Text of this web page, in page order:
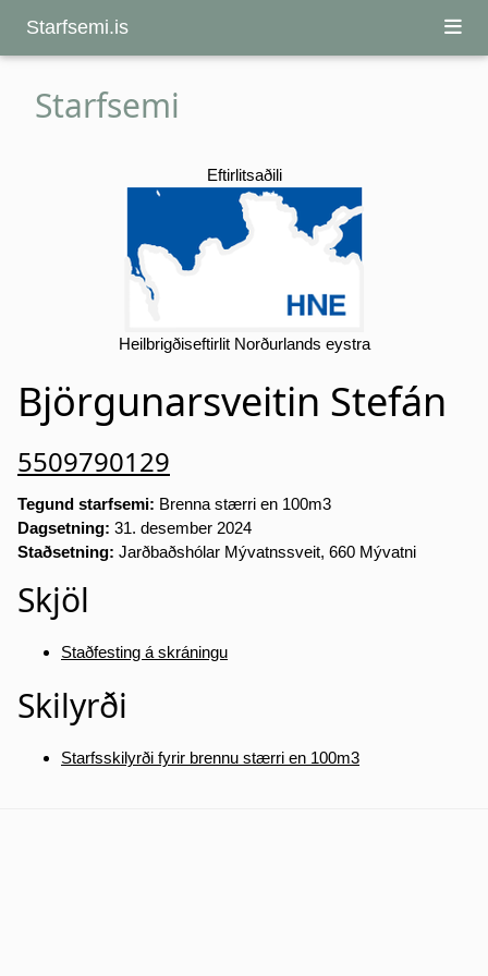
Starfsemi.is
Starfsemi
Eftirlitsaðili
Heilbrigðiseftirlit Norðurlands eystra
Björgunarsveitin Stefán
5509790129
Tegund starfsemi: Brenna stærri en 100m3
Dagsetning: 31. desember 2024
Staðsetning: Jarðbaðshólar Mývatnssveit, 660 Mývatni
Skjöl
Staðfesting á skráningu
Skilyrði
Starfsskilyrði fyrir brennu stærri en 100m3